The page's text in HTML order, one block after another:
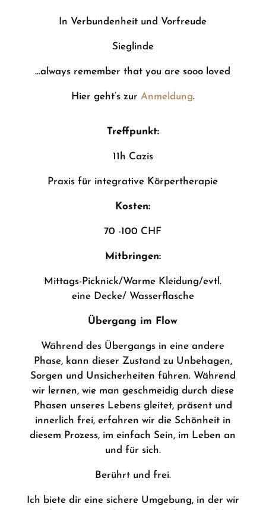
In Verbundenheit und Vorfreude
Sieglinde
…always remember that you are sooo loved
Hier geht’s zur Anmeldung.
Treffpunkt:
11h Cazis
Praxis für integrative Körpertherapie
Kosten:
70 -100 CHF
Mitbringen:
Mittags-Picknick/Warme Kleidung/evtl.
eine Decke/ Wasserflasche
Übergang im Flow
Während des Übergangs in eine andere
Phase, kann dieser Zustand zu Unbehagen,
Sorgen und Unsicherheiten führen. Während
wir lernen, wie man geschmeidig durch diese
Phasen unseres Lebens gleitet, präsent und
innerlich frei, erfahren wir die Schönheit in
diesem Prozess, im einfach Sein, im Leben an
und für sich.
Berührt und frei.
Ich biete dir eine sichere Umgebung, in der wir